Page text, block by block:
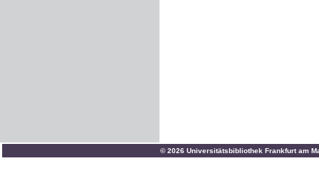
© 2026 Universitätsbibliothek Frankfurt am